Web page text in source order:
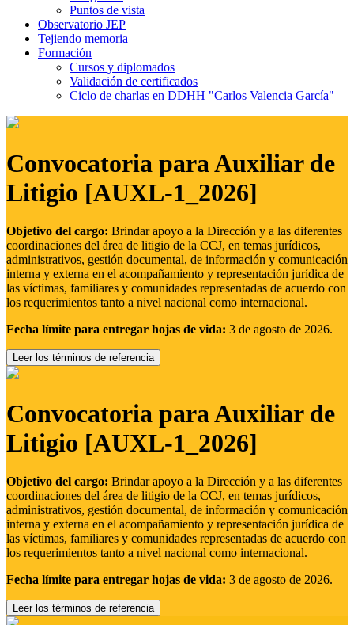
Puntos de vista
Observatorio JEP
Tejiendo memoria
Formación
Cursos y diplomados
Validación de certificados
Ciclo de charlas en DDHH "Carlos Valencia García"
Convocatoria para Auxiliar de
Litigio [AUXL-1_2026]
Objetivo del cargo: Brindar apoyo a la Dirección y a las diferentes
coordinaciones del área de litigio de la CCJ, en temas jurídicos,
administrativos, gestión documental, de información y comunicación
interna y externa en el acompañamiento y representación jurídica de
las víctimas, familiares y comunidades representadas de acuerdo con
los requerimientos tanto a nivel nacional como internacional.
Fecha límite para entregar hojas de vida: 3 de agosto de 2026.
Leer los términos de referencia
Convocatoria para Auxiliar de
Litigio [AUXL-1_2026]
Objetivo del cargo: Brindar apoyo a la Dirección y a las diferentes
coordinaciones del área de litigio de la CCJ, en temas jurídicos,
administrativos, gestión documental, de información y comunicación
interna y externa en el acompañamiento y representación jurídica de
las víctimas, familiares y comunidades representadas de acuerdo con
los requerimientos tanto a nivel nacional como internacional.
Fecha límite para entregar hojas de vida: 3 de agosto de 2026.
Leer los términos de referencia